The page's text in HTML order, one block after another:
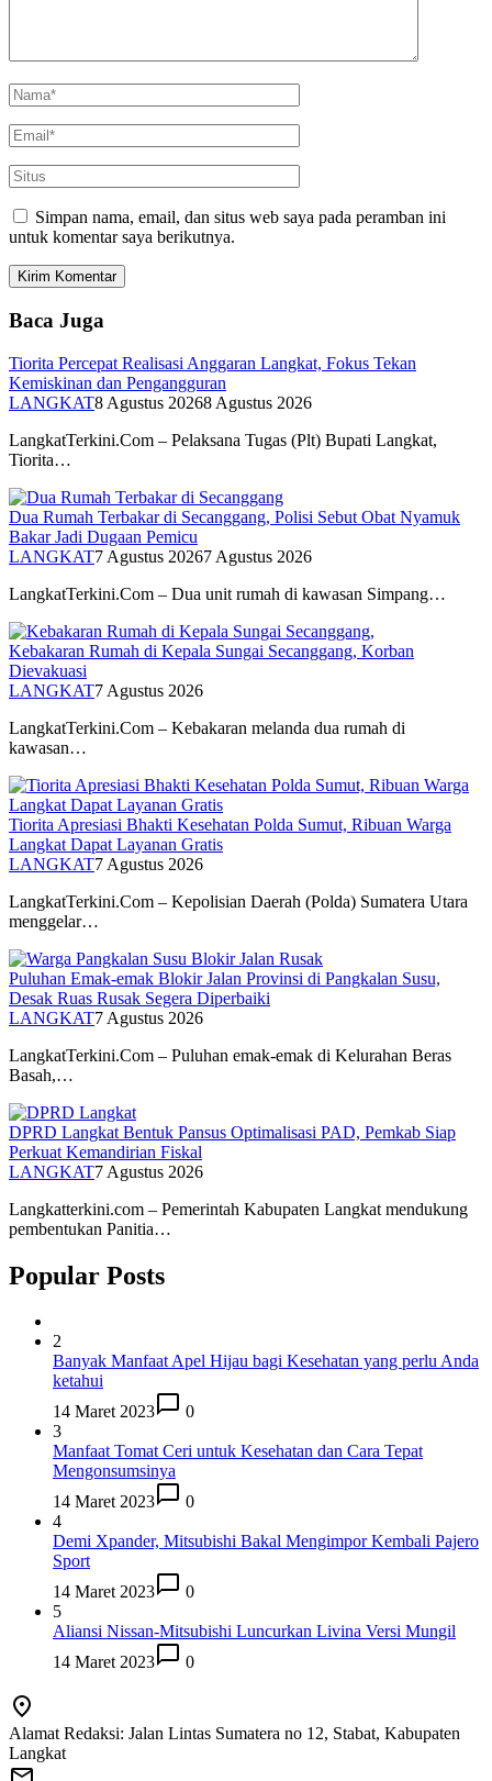
Simpan nama, email, dan situs web saya pada peramban ini
untuk komentar saya berikutnya.
Baca Juga
Tiorita Percepat Realisasi Anggaran Langkat, Fokus Tekan
Kemiskinan dan Pengangguran
LANGKAT8 Agustus 20268 Agustus 2026
LangkatTerkini.Com – Pelaksana Tugas (Plt) Bupati Langkat,
Tiorita…
Dua Rumah Terbakar di Secanggang, Polisi Sebut Obat Nyamuk
Bakar Jadi Dugaan Pemicu
LANGKAT7 Agustus 20267 Agustus 2026
LangkatTerkini.Com – Dua unit rumah di kawasan Simpang…
Kebakaran Rumah di Kepala Sungai Secanggang, Korban
Dievakuasi
LANGKAT7 Agustus 2026
LangkatTerkini.Com – Kebakaran melanda dua rumah di
kawasan…
Tiorita Apresiasi Bhakti Kesehatan Polda Sumut, Ribuan Warga
Langkat Dapat Layanan Gratis
LANGKAT7 Agustus 2026
LangkatTerkini.Com – Kepolisian Daerah (Polda) Sumatera Utara
menggelar…
Puluhan Emak-emak Blokir Jalan Provinsi di Pangkalan Susu,
Desak Ruas Rusak Segera Diperbaiki
LANGKAT7 Agustus 2026
LangkatTerkini.Com – Puluhan emak-emak di Kelurahan Beras
Basah,…
DPRD Langkat Bentuk Pansus Optimalisasi PAD, Pemkab Siap
Perkuat Kemandirian Fiskal
LANGKAT7 Agustus 2026
Langkatterkini.com – Pemerintah Kabupaten Langkat mendukung
pembentukan Panitia…
Popular Posts
2
Banyak Manfaat Apel Hijau bagi Kesehatan yang perlu Anda
ketahui
14 Maret 2023
0
3
Manfaat Tomat Ceri untuk Kesehatan dan Cara Tepat
Mengonsumsinya
14 Maret 2023
0
4
Demi Xpander, Mitsubishi Bakal Mengimpor Kembali Pajero
Sport
14 Maret 2023
0
5
Aliansi Nissan-Mitsubishi Luncurkan Livina Versi Mungil
14 Maret 2023
0
Alamat Redaksi: Jalan Lintas Sumatera no 12, Stabat, Kabupaten
Langkat